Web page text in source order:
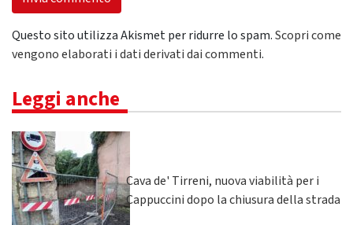
Questo sito utilizza Akismet per ridurre lo spam.Scopri come
vengono elaborati i dati derivati dai commenti.
Leggi anche
Cava de' Tirreni, nuova viabilità per i
Cappuccini dopo la chiusura della strada